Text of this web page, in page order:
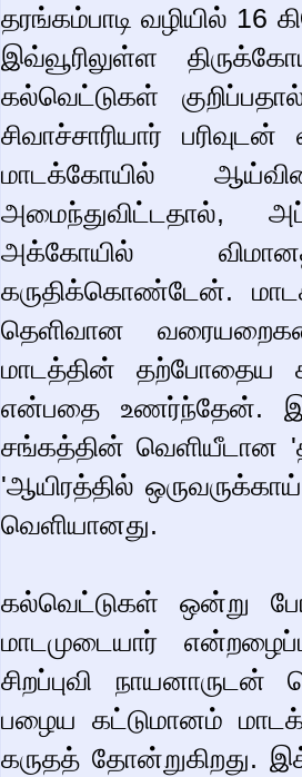
தரங்கம்பாடி வழியில்
இவ்வூரிலுள்ள
கல்வெட்டுகள்
சிவாச்சாரியார்
மாடக்கோயில்
அமைந்துவிட்டதால்,
அக்கோயில்
கருதிக்கொண்டேன்.
தெளிவான
மாடத்தின் தற்போதைய
என்பதை உணர்ந்தேன்.
சங்கத்தின் வெளியீடான
'ஆயிரத்தில்
வெளியானது.
கல்வெட்டுகள் ஒன்று
மாடமுடையார்
சிறப்புவி
பழைய கட்டுமானம்
கருதத் தோன்றுகிறது.